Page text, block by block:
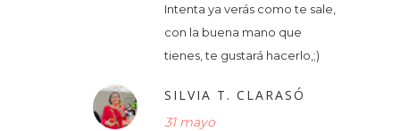
Intenta ya verás como te sale,
con la buena mano que
tienes, te gustará hacerlo,;)
SILVIA T. CLARASÓ
31 mayo